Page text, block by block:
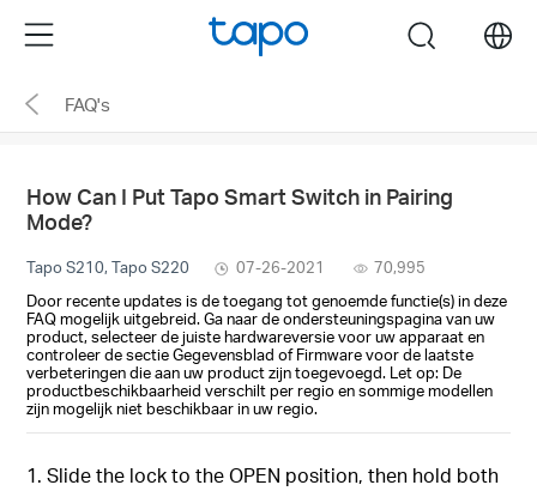
the
navigation
Menu search
FAQ's
How Can I Put Tapo Smart Switch in Pairing
Mode?
Tapo S210, Tapo S220 07-26-2021
70,995
Door recente updates is de toegang tot genoemde functie(s) in deze
FAQ mogelijk uitgebreid. Ga naar de ondersteuningspagina van uw
product, selecteer de juiste hardwareversie voor uw apparaat en
controleer de sectie Gegevensblad of Firmware voor de laatste
verbeteringen die aan uw product zijn toegevoegd. Let op: De
productbeschikbaarheid verschilt per regio en sommige modellen
zijn mogelijk niet beschikbaar in uw regio.
1. Slide the lock to the OPEN position, then hold both